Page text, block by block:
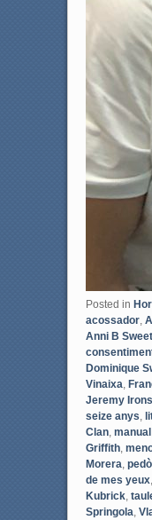
Posted in
acossador,
Anni B Sweet
Dominique
Vinaixa,
Jeremy Irons
seize anys,
Clan,
Griffith,
Morera,
de mes yeux,
Kubrick,
Springola,